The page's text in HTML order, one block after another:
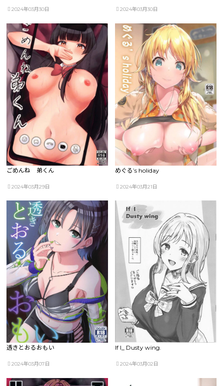
2024年03月30日 2024年03月30日
ごめんね 弟くん
2024年03月29日
めぐる’s holiday
2024年03月21日
透きとおるおもい
2024年03月07日
If I_ Dusty wing.
2024年03月02日